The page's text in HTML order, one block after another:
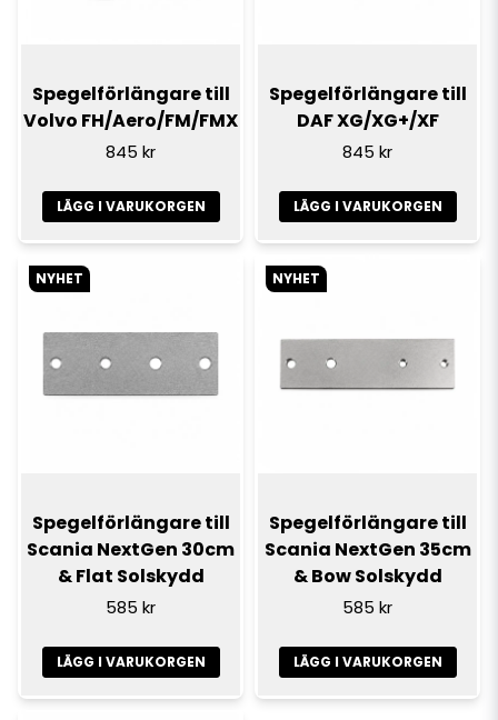
Spegelförlängare till
Volvo FH/Aero/FM/FMX
845 kr
LÄGG I VARUKORGEN
Spegelförlängare till
DAF XG/XG+/XF
845 kr
LÄGG I VARUKORGEN
Spegelförlängare till
Scania NextGen 30cm
& Flat Solskydd
585 kr
LÄGG I VARUKORGEN
NYHET
Spegelförlängare till
Scania NextGen 35cm
& Bow Solskydd
585 kr
LÄGG I VARUKORGEN
NYHET